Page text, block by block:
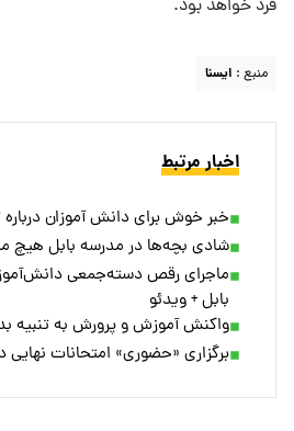
فرد خواهد بود.
منبع : ايسنا
اخبار مرتبط
خبر خوش برای دانش آموزان
شادی بچه‌ها در مدرسه بابل هیچ
ماجرای رقص دسته‌جمعی
بابل + ویدئو
واکنش آموزش و پرورش به تنبیه
برگزاری «حضوری» امتحانات